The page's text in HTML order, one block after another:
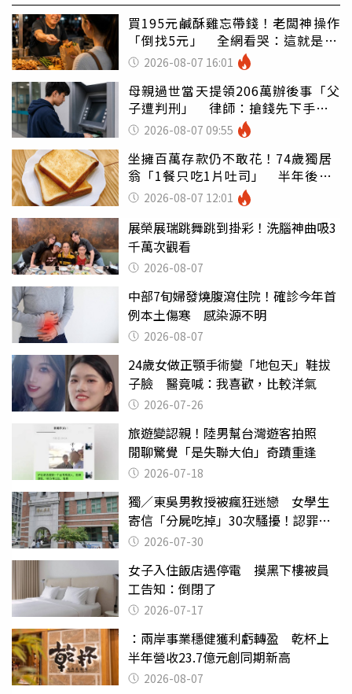
買195元鹹酥雞忘帶錢！老闆神操作
「倒找5元」 全網看哭：這就是台
灣 2026-08-07 16:01
母親過世當天提領206萬辦後事「父
子遭判刑」 律師：搶錢先下手是
罪 2026-08-07 09:55
坐擁百萬存款仍不敢花！74歲獨居
翁「1餐只吃1片吐司」 半年後暴
瘦嚇壞女兒
2026-08-07 12:01
展榮展瑞跳舞跳到掛彩！洗腦神曲吸3
千萬次觀看
2026-08-07
中部7旬婦發燒腹瀉住院！確診今年首
例本土傷寒 感染源不明
2026-08-07
24歲女做正顎手術變「地包天」鞋拔
子臉 醫竟喊：我喜歡，比較洋氣
2026-07-26
旅遊變認親！陸男幫台灣遊客拍照
閒聊驚覺「是失聯大伯」奇蹟重逢
2026-07-18
獨／東吳男教授被瘋狂迷戀 女學生
寄信「分屍吃掉」30次騷擾！認罪免
關 2026-07-30
女子入住飯店遇停電 摸黑下樓被員
工告知：倒閉了
2026-07-17
：兩岸事業穩健獲利虧轉盈 乾杯上
半年營收23.7億元創同期新高
2026-08-07